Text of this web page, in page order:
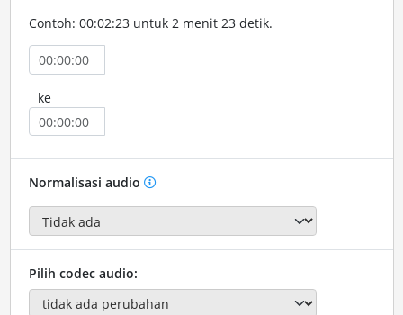
Contoh: 00:02:23 untuk 2 menit 23 detik.
ke
Normalisasi audio
Pilih codec audio: